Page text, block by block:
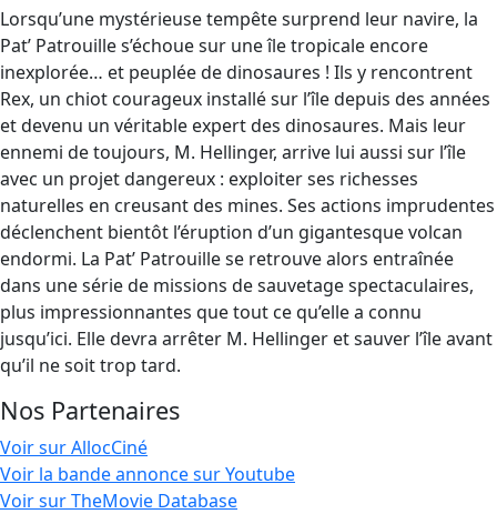
Lorsqu’une mystérieuse tempête surprend leur navire, la
Pat’ Patrouille s’échoue sur une île tropicale encore
inexplorée… et peuplée de dinosaures ! Ils y rencontrent
Rex, un chiot courageux installé sur l’île depuis des années
et devenu un véritable expert des dinosaures. Mais leur
ennemi de toujours, M. Hellinger, arrive lui aussi sur l’île
avec un projet dangereux : exploiter ses richesses
naturelles en creusant des mines. Ses actions imprudentes
déclenchent bientôt l’éruption d’un gigantesque volcan
endormi. La Pat’ Patrouille se retrouve alors entraînée
dans une série de missions de sauvetage spectaculaires,
plus impressionnantes que tout ce qu’elle a connu
jusqu’ici. Elle devra arrêter M. Hellinger et sauver l’île avant
qu’il ne soit trop tard.
Nos Partenaires
Voir sur AllocCiné
Voir la bande annonce sur Youtube
Voir sur TheMovie Database